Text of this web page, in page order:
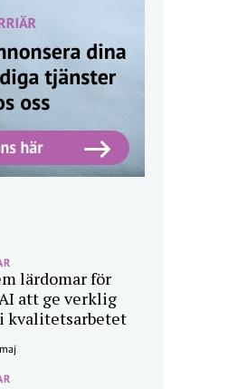
lärdomar för
att ge verklig
kvalitetsarbetet